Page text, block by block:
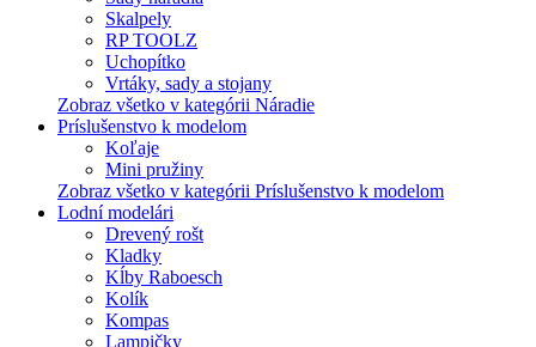
Skalpely
RP TOOLZ
Uchopítko
Vrtáky, sady a stojany
Zobraz všetko v kategórii Náradie
Príslušenstvo k modelom
Koľaje
Mini pružiny
Zobraz všetko v kategórii Príslušenstvo k modelom
Lodní modelári
Drevený rošt
Kladky
Kĺby Raboesch
Kolík
Kompas
Lampičky